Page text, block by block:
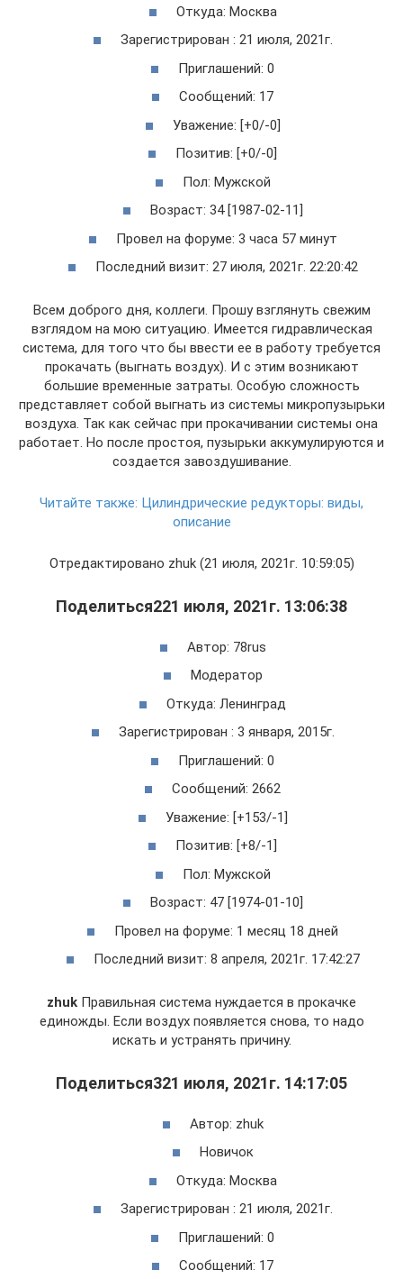
Откуда: Москва
Зарегистрирован : 21 июля, 2021г.
Приглашений: 0
Сообщений: 17
Уважение: [+0/-0]
Позитив: [+0/-0]
Пол: Мужской
Возраст: 34 [1987-02-11]
Провел на форуме: 3 часа 57 минут
Последний визит: 27 июля, 2021г. 22:20:42
Всем доброго дня, коллеги. Прошу взглянуть свежим
взглядом на мою ситуацию. Имеется гидравлическая
система, для того что бы ввести ее в работу требуется
прокачать (выгнать воздух). И с этим возникают
большие временные затраты. Особую сложность
представляет собой выгнать из системы микропузырьки
воздуха. Так как сейчас при прокачивании системы она
работает. Но после простоя, пузырьки аккумулируются и
создается завоздушивание.
Читайте также: Цилиндрические редукторы: виды,
описание
Отредактировано zhuk (21 июля, 2021г. 10:59:05)
Поделиться221 июля, 2021г. 13:06:38
Автор: 78rus
Модератор
Откуда: Ленинград
Зарегистрирован : 3 января, 2015г.
Приглашений: 0
Сообщений: 2662
Уважение: [+153/-1]
Позитив: [+8/-1]
Пол: Мужской
Возраст: 47 [1974-01-10]
Провел на форуме: 1 месяц 18 дней
Последний визит: 8 апреля, 2021г. 17:42:27
zhuk Правильная система нуждается в прокачке
единожды. Если воздух появляется снова, то надо
искать и устранять причину.
Поделиться321 июля, 2021г. 14:17:05
Автор: zhuk
Новичок
Откуда: Москва
Зарегистрирован : 21 июля, 2021г.
Приглашений: 0
Сообщений: 17